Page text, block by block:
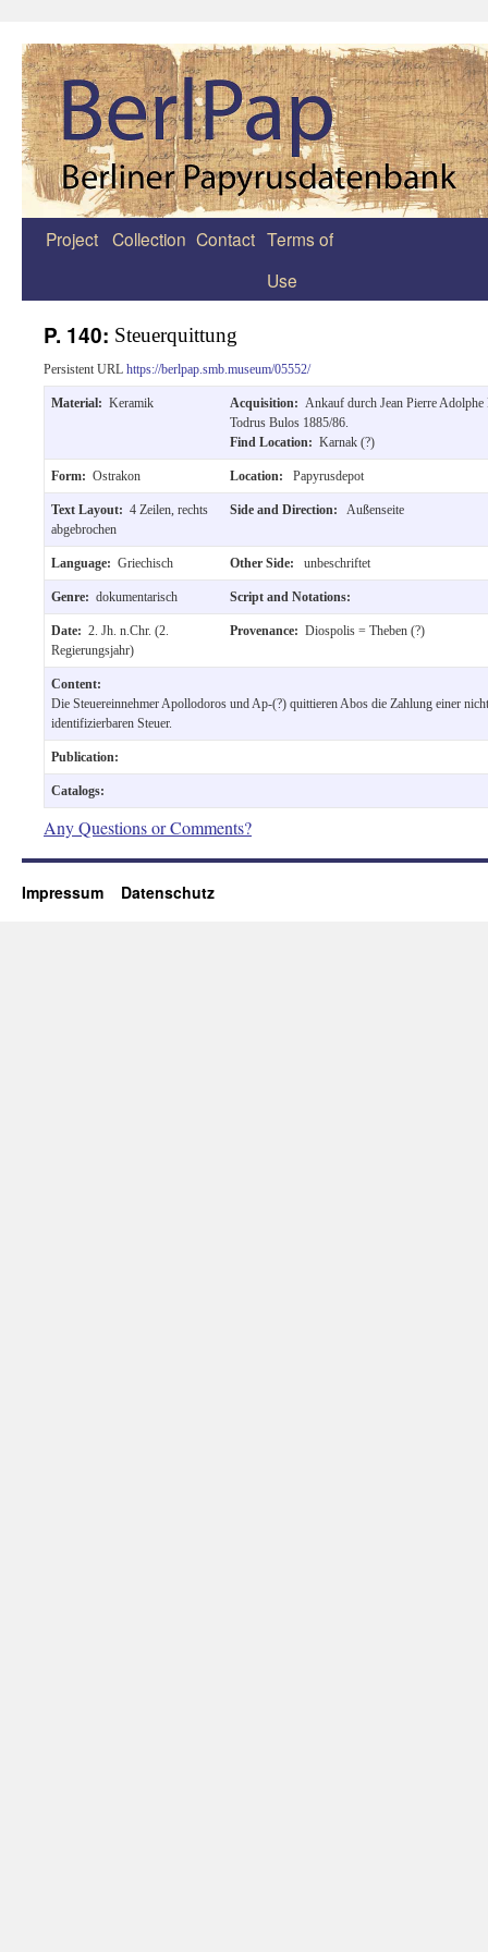
Zum
Project Collection Contact Terms of
Use
P. 140: Steuerquittung
Persistent URL https://berlpap.smb.museum/05552/
Material: Keramik Acquisition: Ankauf durch Jean Pierre Adolphe
Todrus Bulos 1885/86.
Find Location: Karnak (?)
Form: Ostrakon Location: Papyrusdepot
Text Layout: 4 Zeilen, rechts
abgebrochen
Side and Direction: Außenseite
Language: Griechisch Other Side: unbeschriftet
Genre: dokumentarisch Script and Notations:
Date: 2. Jh. n.Chr. (2.
Regierungsjahr)
Provenance: Diospolis = Theben (?)
Content:
Die Steuereinnehmer Apollodoros und Ap-(?) quittieren Abos die Zahlung einer nicht
identifizierbaren Steuer.
Publication:
Catalogs:
Any Questions or Comments?
Impressum Datenschutz